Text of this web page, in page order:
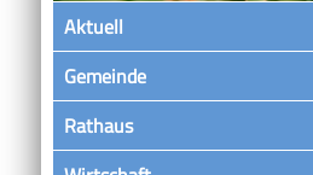
Aktuell
Gemeinde
Rathaus